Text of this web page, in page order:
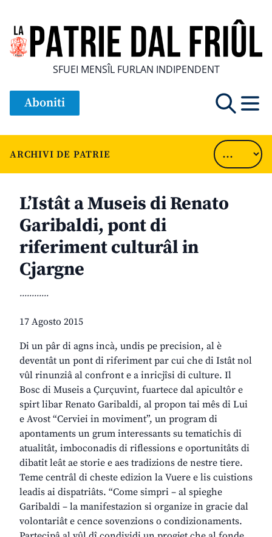
SFUEI MENSÎL FURLAN INDIPENDENT
Aboniti
ARCHIVI DE PATRIE
L’Istât a Museis di Renato
Garibaldi, pont di
riferiment culturâl in
Cjargne
............
17 Agosto 2015
Di un pâr di agns incà, undis pe precision, al è
deventât un pont di riferiment par cui che di Istât nol
vûl rinunziâ al confront e a inricjîsi di culture. Il
Bosc di Museis a Çurçuvint, fuartece dal apicultôr e
spirt libar Renato Garibaldi, al propon tai mês di Lui
e Avost “Cerviei in moviment”, un program di
apontaments un grum interessants su tematichis di
atualitât, imboconadis di riflessions e oportunitâts di
dibatit leât ae storie e aes tradizions de nestre tiere.
Teme centrâl di cheste edizion la Vuere e lis cuistions
leadis ai dispatriâts. “Come simpri – al spieghe
Garibaldi – la manifestazion si organize in gracie dal
volontariât e cence sovenzions o condizionaments.